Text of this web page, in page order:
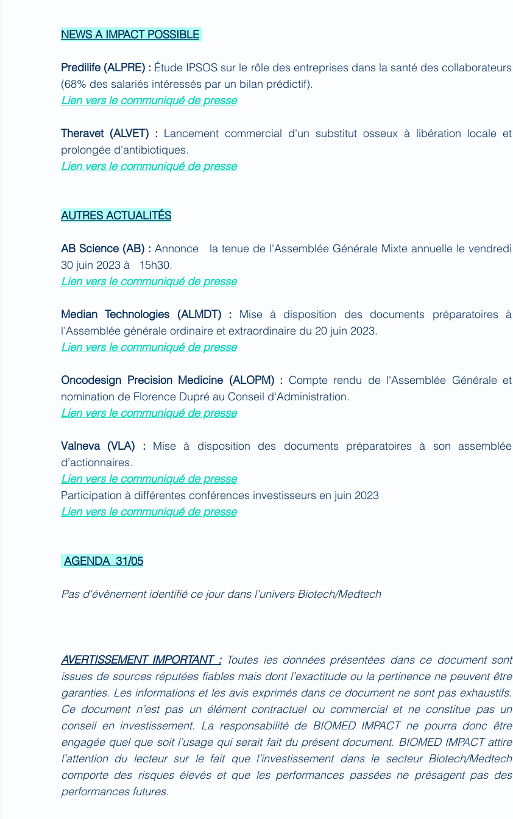
NEWS A IMPACT POSSIBLE
Predilife (ALPRE) : Étude IPSOS sur le rôle des entreprises dans la santé des collaborateurs
(68% des salariés intéressés par un bilan prédictif).
Lien vers le communiqué de presse
Theravet (ALVET) : Lancement commercial d'un substitut osseux à libération locale et
prolongée d'antibiotiques.
Lien vers le communiqué de presse
AUTRES ACTUALITÉS
AB Science (AB) : Annonce   la tenue de l'Assemblée Générale Mixte annuelle le vendredi
30 juin 2023 à   15h30.
Lien vers le communiqué de presse
Median Technologies (ALMDT) : Mise à disposition des documents préparatoires à
l’Assemblée générale ordinaire et extraordinaire du 20 juin 2023.
Lien vers le communiqué de presse
Oncodesign Precision Medicine (ALOPM) : Compte rendu de l'Assemblée Générale et
nomination de Florence Dupré au Conseil d'Administration.
Lien vers le communiqué de presse
Valneva (VLA) : Mise à disposition des documents préparatoires à son assemblée
d’actionnaires.
Lien vers le communiqué de presse
Participation à différentes conférences investisseurs en juin 2023
Lien vers le communiqué de presse
AGENDA  31/05
Pas d'évènement identifié ce jour dans l'univers Biotech/Medtech
AVERTISSEMENT IMPORTANT : Toutes les données présentées dans ce document sont
issues de sources réputées fiables mais dont l’exactitude ou la pertinence ne peuvent être
garanties. Les informations et les avis exprimés dans ce document ne sont pas exhaustifs.
Ce document n’est pas un élément contractuel ou commercial et ne constitue pas un
conseil en investissement. La responsabilité de BIOMED IMPACT ne pourra donc être
engagée quel que soit l’usage qui serait fait du présent document. BIOMED IMPACT attire
l’attention du lecteur sur le fait que l’investissement dans le secteur Biotech/Medtech
comporte des risques élevés et que les performances passées ne présagent pas des
performances futures.